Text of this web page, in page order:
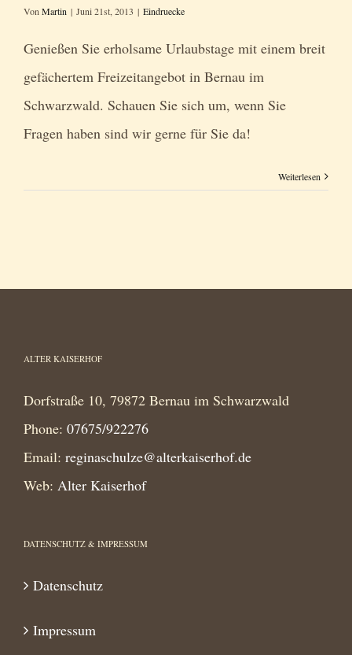
Von Martin | Juni 21st, 2013 | Eindruecke
Genießen Sie erholsame Urlaubstage mit einem breit
gefächertem Freizeitangebot in Bernau im
Schwarzwald. Schauen Sie sich um, wenn Sie
Fragen haben sind wir gerne für Sie da!
Weiterlesen
ALTER KAISERHOF
Dorfstraße 10, 79872 Bernau im Schwarzwald
Phone: 07675/922276
Email: reginaschulze@alterkaiserhof.de
Web: Alter Kaiserhof
DATENSCHUTZ & IMPRESSUM
Datenschutz
Impressum